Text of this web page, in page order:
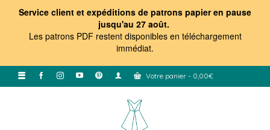
Service client et expéditions de patrons papier en pause
jusqu'au 27 août.
Les patrons PDF restent disponibles en téléchargement
immédiat.
Votre panier - 0,00€